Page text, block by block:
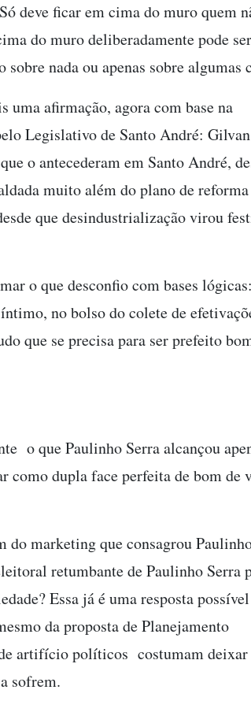
deve ficar em cima do muro quem
do muro deliberadamente pode
nada ou apenas sobre algumas
afirmação, agora com base na
Legislativo de Santo André: Gilvan
o antecederam em Santo André,
muito além do plano de
que desindustrialização virou
o que desconfio com bases lógicas:
no bolso do colete de
que se precisa para ser prefeito
o que Paulinho Serra alcançou
como dupla face perfeita de bom de
do marketing que consagrou
retumbante de Paulinho Serra
Essa já é uma resposta
da proposta de Planejamento
artifício políticos costumam deixar
sofrem.